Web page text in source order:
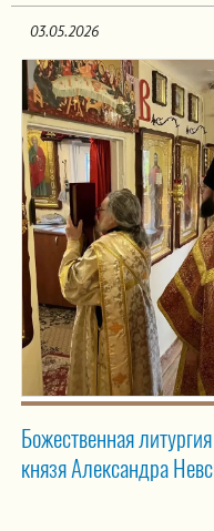
03.05.2026
Божественная
князя Александра